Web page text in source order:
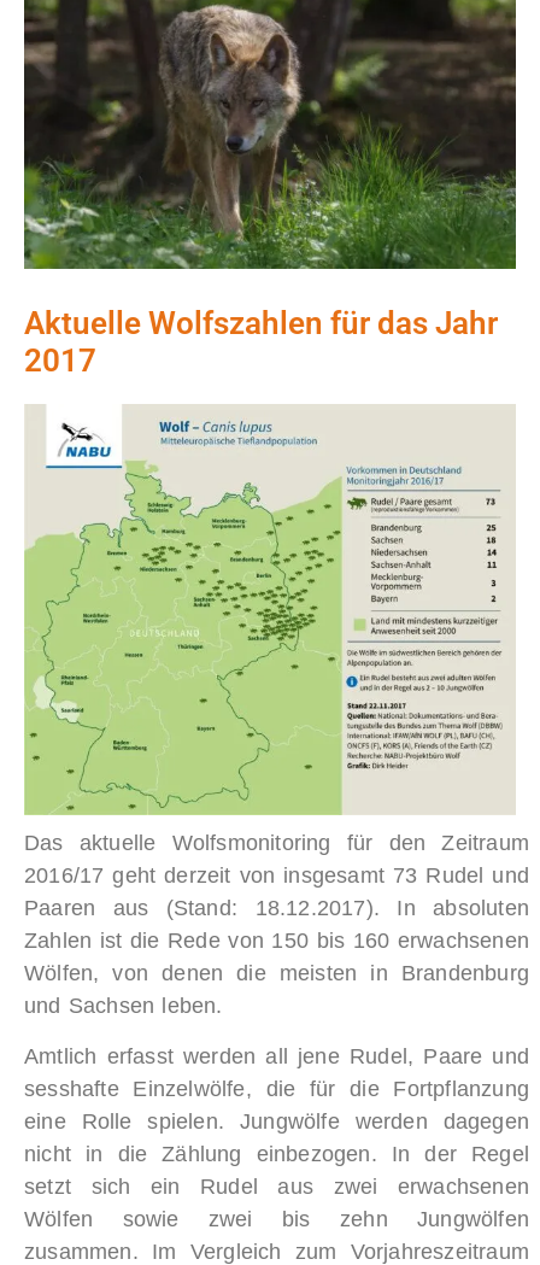
Aktuelle Wolfszahlen für das Jahr
2017
Das aktuelle Wolfsmonitoring für den Zeitraum
2016/17 geht derzeit von insgesamt 73 Rudel und
Paaren aus (Stand: 18.12.2017). In absoluten
Zahlen ist die Rede von 150 bis 160 erwachsenen
Wölfen, von denen die meisten in Brandenburg
und Sachsen leben.
Amtlich erfasst werden all jene Rudel, Paare und
sesshafte Einzelwölfe, die für die Fortpflanzung
eine Rolle spielen. Jungwölfe werden dagegen
nicht in die Zählung einbezogen. In der Regel
setzt sich ein Rudel aus zwei erwachsenen
Wölfen sowie zwei bis zehn Jungwölfen
zusammen. Im Vergleich zum Vorjahreszeitraum